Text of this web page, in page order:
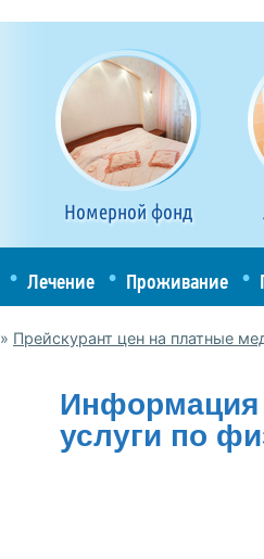
Номерной фонд
Лечение Проживание
» Прейскурант цен на платные
Информация
услуги по